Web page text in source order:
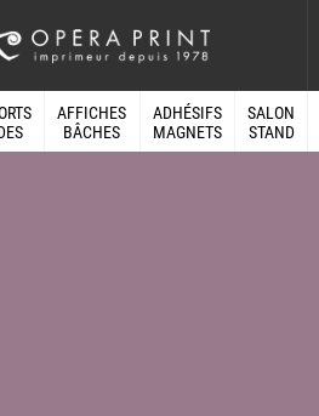
AFFICHES
BÂCHES
ADHÉSIFS
MAGNETS
SALON
STAND